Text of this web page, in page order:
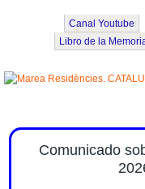
Pasar al contenido principal
Canal Youtube
Libro de la
Comunicado